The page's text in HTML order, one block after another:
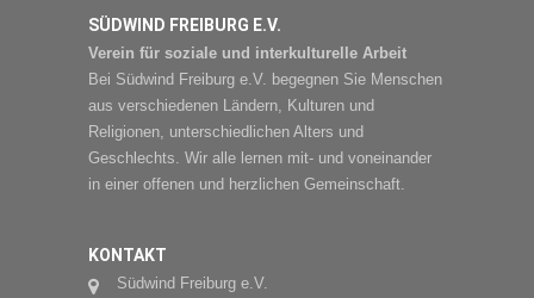
SÜDWIND FREIBURG E.V.
Verein für soziale und interkulturelle Arbeit
Bei Südwind Freiburg e.V. begegnen Sie Menschen
aus verschiedenen Ländern, Kulturen und
Religionen, unterschiedlichen Alters und
Geschlechts. Wir alle lernen mit- und voneinander
in einer offenen und herzlichen Gemeinschaft.
KONTAKT
Südwind Freiburg e.V.